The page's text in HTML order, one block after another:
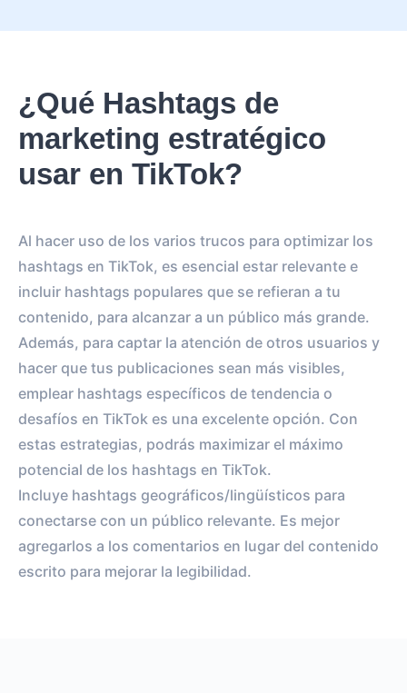
¿Qué Hashtags de
marketing estratégico
usar en TikTok?
Al hacer uso de los varios trucos para optimizar los
hashtags en TikTok, es esencial estar relevante e
incluir hashtags populares que se refieran a tu
contenido, para alcanzar a un público más grande.
Además, para captar la atención de otros usuarios y
hacer que tus publicaciones sean más visibles,
emplear hashtags específicos de tendencia o
desafíos en TikTok es una excelente opción. Con
estas estrategias, podrás maximizar el máximo
potencial de los hashtags en TikTok.
Incluye hashtags geográficos/lingüísticos para
conectarse con un público relevante. Es mejor
agregarlos a los comentarios en lugar del contenido
escrito para mejorar la legibilidad.